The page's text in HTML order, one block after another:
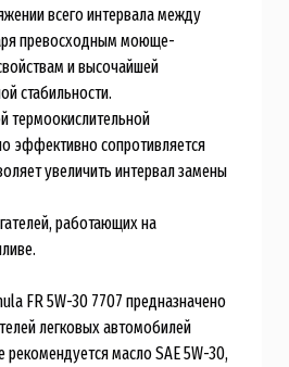
всего интервала между
превосходным моюще-
и высочайшей
стабильности.
термоокислительной
эффективно сопротивляется
увеличить интервал замены
работающих на
FR 5W-30 7707 предназначено
легковых автомобилей
рекомендуется масло SAE 5W-30,